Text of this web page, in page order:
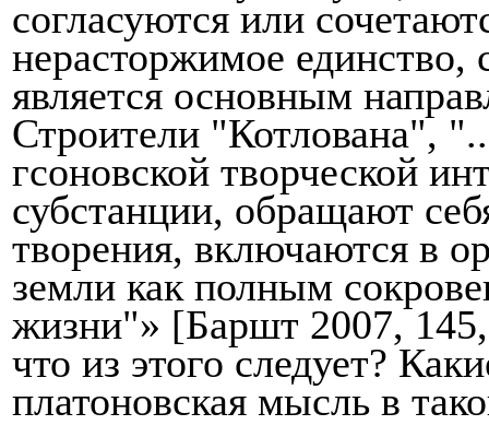
согласуются или
нерасторжимое единство,
является основным
Строители "Котлована",
гсоновской творческой
субстанции, обращают
творения, включаются в
земли как полным
жизни"» [Баршт 2007,
что из этого следует?
платоновская мысль в